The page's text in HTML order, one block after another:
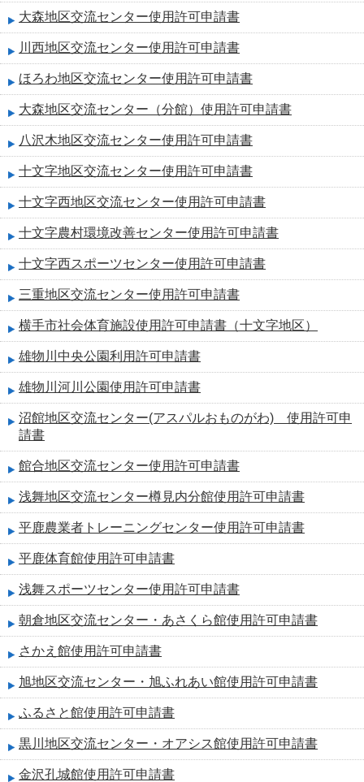
大森地区交流センター使用許可申請書
川西地区交流センター使用許可申請書
ほろわ地区交流センター使用許可申請書
大森地区交流センター（分館）使用許可申請書
八沢木地区交流センター使用許可申請書
十文字地区交流センター使用許可申請書
十文字西地区交流センター使用許可申請書
十文字農村環境改善センター使用許可申請書
十文字西スポーツセンター使用許可申請書
三重地区交流センター使用許可申請書
横手市社会体育施設使用許可申請書（十文字地区）
雄物川中央公園利用許可申請書
雄物川河川公園使用許可申請書
沼館地区交流センター(アスパルおものがわ) 使用許可申
請書
館合地区交流センター使用許可申請書
浅舞地区交流センター樽見内分館使用許可申請書
平鹿農業者トレーニングセンター使用許可申請書
平鹿体育館使用許可申請書
浅舞スポーツセンター使用許可申請書
朝倉地区交流センター・あさくら館使用許可申請書
さかえ館使用許可申請書
旭地区交流センター・旭ふれあい館使用許可申請書
ふるさと館使用許可申請書
黒川地区交流センター・オアシス館使用許可申請書
金沢孔城館使用許可申請書